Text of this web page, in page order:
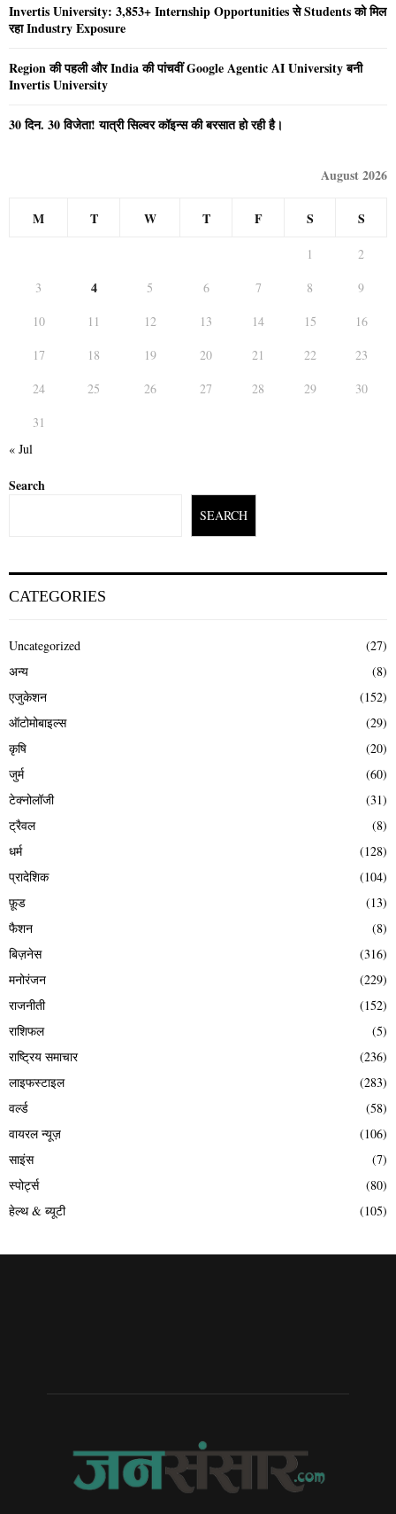
Invertis University: 3,853+ Internship Opportunities से Students को मिल
रहा Industry Exposure
Region की पहली और India की पांचवीं Google Agentic AI University बनी
Invertis University
30 दिन. 30 विजेता! यात्री सिल्वर कॉइन्स की बरसात हो रही है।
August 2026
M T W T F S S
1
2
3
4 5 6 7 8
9
10
11 12 13 14 15
16
17
18 19 20 21 22
23
24
25 26 27 28 29
30
31
« Jul
Search
SEARCH
CATEGORIES
Uncategorized
(27)
अन्य
(8)
एजुकेशन
(152)
ऑटोमोबाइल्स
(29)
कृषि
(20)
जुर्म
(60)
टेक्नोलॉजी
(31)
ट्रैवल
(8)
धर्म
(128)
प्रादेशिक
(104)
फ़ूड
(13)
फैशन
(8)
बिज़नेस
(316)
मनोरंजन
(229)
राजनीती
(152)
राशिफल
(5)
राष्ट्रिय समाचार
(236)
लाइफस्टाइल
(283)
वर्ल्ड
(58)
वायरल न्यूज़
(106)
साइंस
(7)
स्पोर्ट्स
(80)
हेल्थ & ब्यूटी
(105)